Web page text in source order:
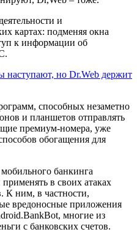
и
картах: подменяя окна
к информации об
способных незаметно
и планшетов отправлять
премиум-номера, уже
обогащения для
банкинга
в своих атаках
К ним, в частности,
вредоносные приложения
многие из
с банковских счетов.